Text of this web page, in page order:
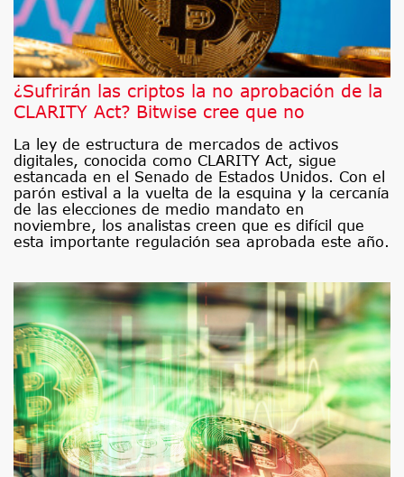
¿Sufrirán las criptos la no aprobación de la
CLARITY Act? Bitwise cree que no
La ley de estructura de mercados de activos
digitales, conocida como CLARITY Act, sigue
estancada en el Senado de Estados Unidos. Con el
parón estival a la vuelta de la esquina y la cercanía
de las elecciones de medio mandato en
noviembre, los analistas creen que es difícil que
esta importante regulación sea aprobada este año.